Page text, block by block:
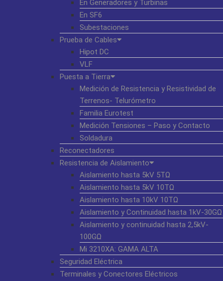
En Generadores y Turbinas
En SF6
Subestaciones
Prueba de Cables
Hipot DC
VLF
Puesta a Tierra
Medición de Resistencia y Resistividad de
Terrenos- Telurómetro
Familia Eurotest
Medición Tensiones – Paso y Contacto
Soldadura
Reconectadores
Resistencia de Aislamiento
Aislamiento hasta 5kV 5TΩ
Aislamiento hasta 5kV 10TΩ
Aislamiento hasta 10kV 10TΩ
Aislamiento y Continuidad hasta 1kV-30GΩ
Aislamiento y continuidad hasta 2,5kV-
100GΩ
Mi 3210XA: GAMA ALTA
Seguridad Eléctrica
Terminales y Conectores Eléctricos